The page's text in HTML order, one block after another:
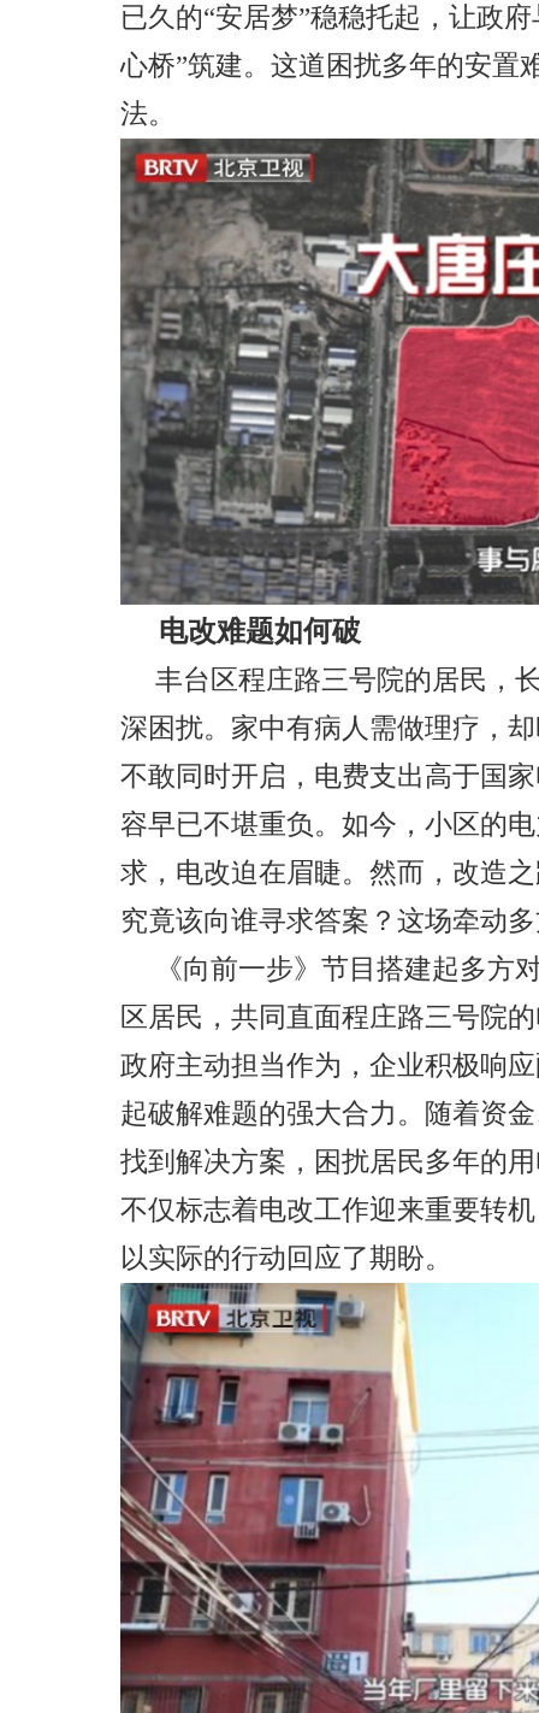
已久的“安居梦”稳稳托起，让政
心桥”筑建。这道困扰多年的安置
法。
电改难题如何破
丰台区程庄路三号院的居民，
深困扰。家中有病人需做理疗，
不敢同时开启，电费支出高于国
容早已不堪重负。如今，小区的
求，电改迫在眉睫。然而，改造
究竟该向谁寻求答案？这场牵动
《向前一步》节目搭建起多方
区居民，共同直面程庄路三号院
政府主动担当作为，企业积极响
起破解难题的强大合力。随着资
找到解决方案，困扰居民多年的
不仅标志着电改工作迎来重要转
以实际的行动回应了期盼。